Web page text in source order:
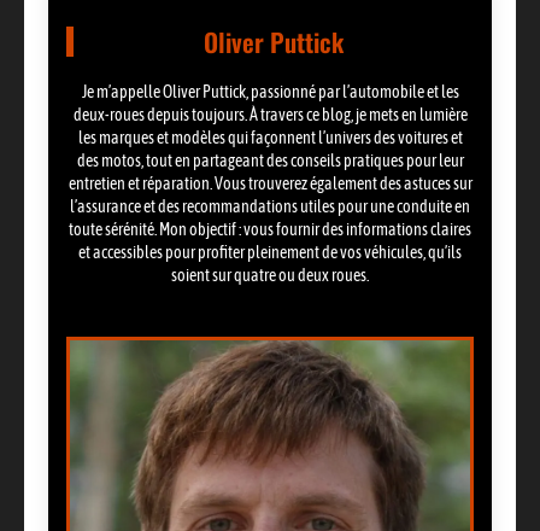
Oliver Puttick
Je m’appelle Oliver Puttick, passionné par l’automobile et les
deux-roues depuis toujours. À travers ce blog, je mets en lumière
les marques et modèles qui façonnent l’univers des voitures et
des motos, tout en partageant des conseils pratiques pour leur
entretien et réparation. Vous trouverez également des astuces sur
l’assurance et des recommandations utiles pour une conduite en
toute sérénité. Mon objectif : vous fournir des informations claires
et accessibles pour profiter pleinement de vos véhicules, qu’ils
soient sur quatre ou deux roues.